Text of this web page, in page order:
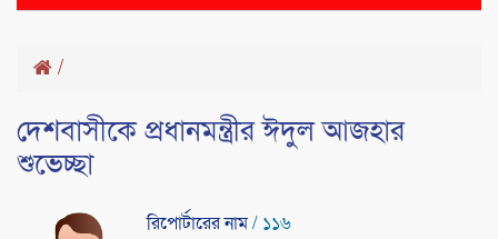
/
দেশবাসীকে প্রধানমন্ত্রীর ঈদুল আজহার
শুভেচ্ছা
রিপোর্টারের নাম/ ১১৬